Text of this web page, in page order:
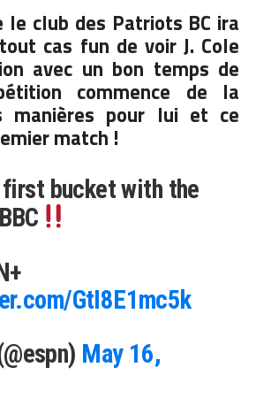
le club des Patriots BC ira
cas fun de voir J. Cole
avec un bon temps de
commence de la
manières pour lui et ce
match !
bucket with the
GtI8E1mc5k
May 16,